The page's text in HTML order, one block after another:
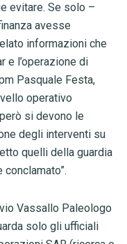
evitare. Se solo –
avesse
informazioni che
e l’operazione di
Pasquale Festa,
operativo
si devono le
degli interventi su
quelli della guardia
Vassallo Paleologo
solo gli ufficiali